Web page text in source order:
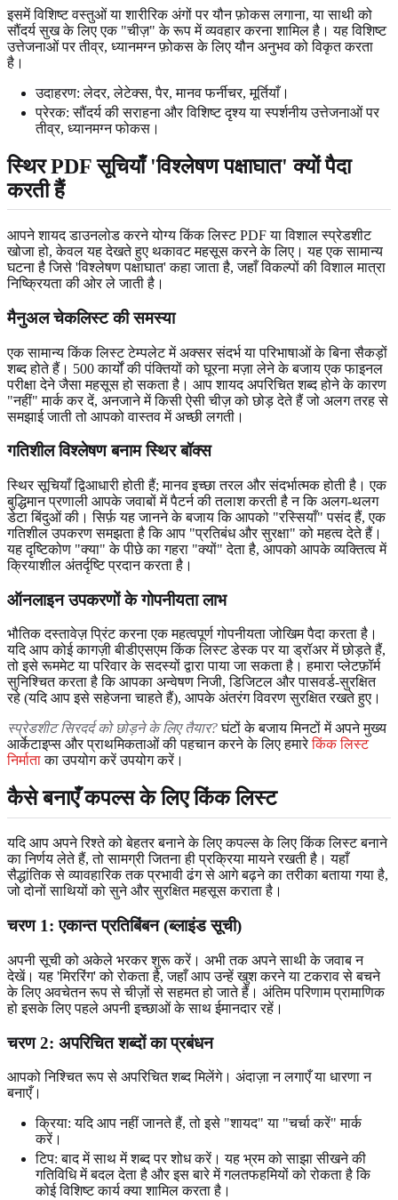
इसमें विशिष्ट वस्तुओं या शारीरिक अंगों पर यौन फ़ोकस लगाना, या साथी को
सौंदर्य सुख के लिए एक "चीज़" के रूप में व्यवहार करना शामिल है। यह विशिष्ट
उत्तेजनाओं पर तीव्र, ध्यानमग्न फ़ोकस के लिए यौन अनुभव को विकृत करता
है।
उदाहरण: लेदर, लेटेक्स, पैर, मानव फर्नीचर, मूर्तियाँ।
प्रेरक: सौंदर्य की सराहना और विशिष्ट दृश्य या स्पर्शनीय उत्तेजनाओं पर
तीव्र, ध्यानमग्न फोकस।
स्थिर PDF सूचियाँ 'विश्लेषण पक्षाघात' क्यों पैदा
करती हैं
आपने शायद डाउनलोड करने योग्य किंक लिस्ट PDF या विशाल स्प्रेडशीट
खोजा हो, केवल यह देखते हुए थकावट महसूस करने के लिए। यह एक सामान्य
घटना है जिसे 'विश्लेषण पक्षाघात' कहा जाता है, जहाँ विकल्पों की विशाल मात्रा
निष्क्रियता की ओर ले जाती है।
मैनुअल चेकलिस्ट की समस्या
एक सामान्य किंक लिस्ट टेम्पलेट में अक्सर संदर्भ या परिभाषाओं के बिना सैकड़ों
शब्द होते हैं। 500 कार्यों की पंक्तियों को घूरना मज़ा लेने के बजाय एक फाइनल
परीक्षा देने जैसा महसूस हो सकता है। आप शायद अपरिचित शब्द होने के कारण
"नहीं" मार्क कर दें, अनजाने में किसी ऐसी चीज़ को छोड़ देते हैं जो अलग तरह से
समझाई जाती तो आपको वास्तव में अच्छी लगती।
गतिशील विश्लेषण बनाम स्थिर बॉक्स
स्थिर सूचियाँ द्विआधारी होती हैं; मानव इच्छा तरल और संदर्भात्मक होती है। एक
बुद्धिमान प्रणाली आपके जवाबों में पैटर्न की तलाश करती है न कि अलग-थलग
डेटा बिंदुओं की। सिर्फ़ यह जानने के बजाय कि आपको "रस्सियाँ" पसंद हैं, एक
गतिशील उपकरण समझता है कि आप "प्रतिबंध और सुरक्षा" को महत्व देते हैं।
यह दृष्टिकोण "क्या" के पीछे का गहरा "क्यों" देता है, आपको आपके व्यक्तित्व में
क्रियाशील अंतर्दृष्टि प्रदान करता है।
ऑनलाइन उपकरणों के गोपनीयता लाभ
भौतिक दस्तावेज़ प्रिंट करना एक महत्वपूर्ण गोपनीयता जोखिम पैदा करता है।
यदि आप कोई कागज़ी बीडीएसएम किंक लिस्ट डेस्क पर या ड्रॉअर में छोड़ते हैं,
तो इसे रूममेट या परिवार के सदस्यों द्वारा पाया जा सकता है। हमारा प्लेटफ़ॉर्म
सुनिश्चित करता है कि आपका अन्वेषण निजी, डिजिटल और पासवर्ड-सुरक्षित
रहे (यदि आप इसे सहेजना चाहते हैं), आपके अंतरंग विवरण सुरक्षित रखते हुए।
स्प्रेडशीट सिरदर्द को छोड़ने के लिए तैयार?घंटों के बजाय मिनटों में अपने मुख्य
आर्केटाइप्स और प्राथमिकताओं की पहचान करने के लिए हमारेकिंक लिस्ट
निर्माताका उपयोग करें उपयोग करें।
कैसे बनाएँ कपल्स के लिए किंक लिस्ट
यदि आप अपने रिश्ते को बेहतर बनाने के लिए कपल्स के लिए किंक लिस्ट बनाने
का निर्णय लेते हैं, तो सामग्री जितना ही प्रक्रिया मायने रखती है। यहाँ
सैद्धांतिक से व्यावहारिक तक प्रभावी ढंग से आगे बढ़ने का तरीका बताया गया है,
जो दोनों साथियों को सुने और सुरक्षित महसूस कराता है।
चरण 1: एकान्त प्रतिबिंबन (ब्लाइंड सूची)
अपनी सूची को अकेले भरकर शुरू करें। अभी तक अपने साथी के जवाब न
देखें। यह 'मिररिंग' को रोकता है, जहाँ आप उन्हें खुश करने या टकराव से बचने
के लिए अवचेतन रूप से चीज़ों से सहमत हो जाते हैं। अंतिम परिणाम प्रामाणिक
हो इसके लिए पहले अपनी इच्छाओं के साथ ईमानदार रहें।
चरण 2: अपरिचित शब्दों का प्रबंधन
आपको निश्चित रूप से अपरिचित शब्द मिलेंगे। अंदाज़ा न लगाएँ या धारणा न
बनाएँ।
क्रिया: यदि आप नहीं जानते हैं, तो इसे "शायद" या "चर्चा करें" मार्क
करें।
टिप: बाद में साथ में शब्द पर शोध करें। यह भ्रम को साझा सीखने की
गतिविधि में बदल देता है और इस बारे में गलतफहमियों को रोकता है कि
कोई विशिष्ट कार्य क्या शामिल करता है।